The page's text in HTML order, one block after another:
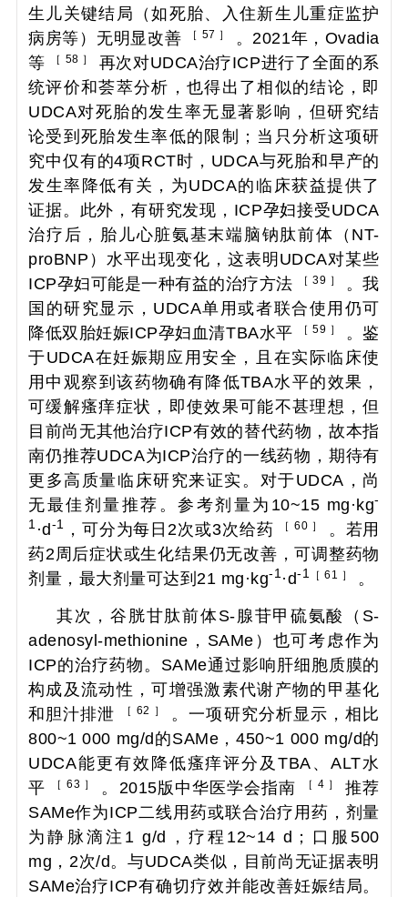
生儿关键结局（如死胎、入住新生儿重症监护
病房等）无明显改善
［ 57 ］
。2021年，Ovadia
等
［ 58 ］
再次对UDCA治疗ICP进行了全面的系
统评价和荟萃分析，也得出了相似的结论，即
UDCA对死胎的发生率无显著影响，但研究结
论受到死胎发生率低的限制；当只分析这项研
究中仅有的4项RCT时，UDCA与死胎和早产的
发生率降低有关，为UDCA的临床获益提供了
证据。此外，有研究发现，ICP孕妇接受UDCA
治疗后，胎儿心脏氨基末端脑钠肽前体（NT-
proBNP）水平出现变化，这表明UDCA对某些
ICP孕妇可能是一种有益的治疗方法
［ 39 ］
。我
国的研究显示，UDCA单用或者联合使用仍可
降低双胎妊娠ICP孕妇血清TBA水平
［ 59 ］
。鉴
于UDCA在妊娠期应用安全，且在实际临床使
用中观察到该药物确有降低TBA水平的效果，
可缓解瘙痒症状，即使效果可能不甚理想，但
目前尚无其他治疗ICP有效的替代药物，故本指
南仍推荐UDCA为ICP治疗的一线药物，期待有
更多高质量临床研究来证实。对于UDCA，尚
无最佳剂量推荐。参考剂量为10~15 mg·kg-
1 ·d -1 ，可分为每日2次或3次给药 ［ 60 ］
。若用
药2周后症状或生化结果仍无改善，可调整药物
剂量，最大剂量可达到21 mg·kg-1·d-1 ［ 61 ］ 。
其次，谷胱甘肽前体S-腺苷甲硫氨酸（S-
adenosyl-methionine，SAMe）也可考虑作为
ICP的治疗药物。SAMe通过影响肝细胞质膜的
构成及流动性，可增强激素代谢产物的甲基化
和胆汁排泄
［ 62 ］
。一项研究分析显示，相比
800~1 000 mg/d的SAMe，450~1 000 mg/d的
UDCA能更有效降低瘙痒评分及TBA、ALT水
平
［ 63 ］ 。2015版中华医学会指南 ［ 4 ］
推荐
SAMe作为ICP二线用药或联合治疗用药，剂量
为静脉滴注1 g/d，疗程12~14 d；口服500
mg，2次/d。与UDCA类似，目前尚无证据表明
SAMe治疗ICP有确切疗效并能改善妊娠结局。